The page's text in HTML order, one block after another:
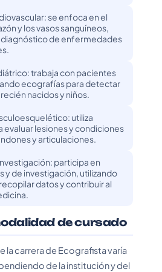
se enfoca en el
y los vasos sanguíneos,
diagnóstico de enfermedades
trabaja con pacientes
ecografías para detectar
nacidos y niños.
utiliza
evaluar lesiones y condiciones
y articulaciones.
participa en
y de investigación, utilizando
datos y contribuir al
de cursado
la carrera de Ecografista varía
de la institución y del